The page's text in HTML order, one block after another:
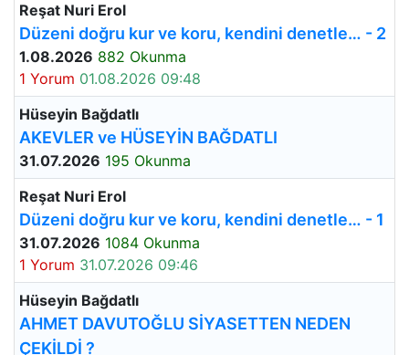
Reşat Nuri Erol
Düzeni doğru kur ve koru, kendini denetle… - 2
1.08.2026 882 Okunma
1 Yorum 01.08.2026 09:48
Hüseyin Bağdatlı
AKEVLER ve HÜSEYİN BAĞDATLI
31.07.2026 195 Okunma
Reşat Nuri Erol
Düzeni doğru kur ve koru, kendini denetle… - 1
31.07.2026 1084 Okunma
1 Yorum 31.07.2026 09:46
Hüseyin Bağdatlı
AHMET DAVUTOĞLU SİYASETTEN NEDEN
ÇEKİLDİ ?